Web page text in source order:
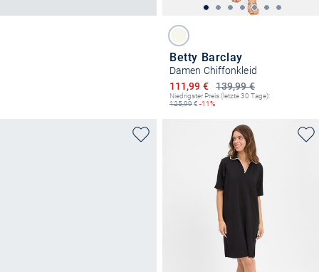
Betty Barclay
Damen Chiffonkleid
139,99 €
Ermäßigter Preis
111,99 €
Niedrigster Preis (letzte 30 Tage):
125,99€ -11%